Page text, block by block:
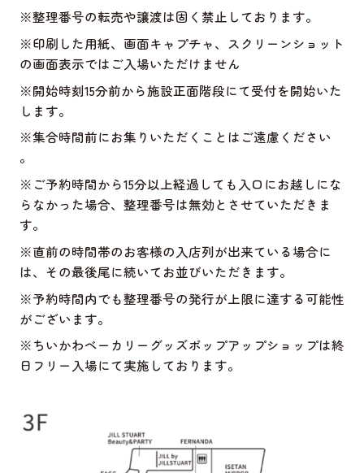
※整理番号の転売や譲渡は固く禁止しております。
※印刷した用紙、画面キャプチャ、スクリーンショット
の画面表示ではご入場いただけません
※開始時刻15分前から施設正面階段にて受付を開始いた
します。
※集合時間前にお集りいただくことはご遠慮ください
。
※ ご予約時間から15分以上経過しても入口にお越しにな
らなかった場合、整理番号は無効とさせていただきま
す。
※直前の時間帯のお客様の入店列が出来ている場合に
は、その最後尾に続いてお並びいただきます。
※予約時間内でも整理番号の発行が上限に達する可能性
がございます。
※ちいかわベーカリーグッズポップアップショップは終
日フリー入場にて実施しております。